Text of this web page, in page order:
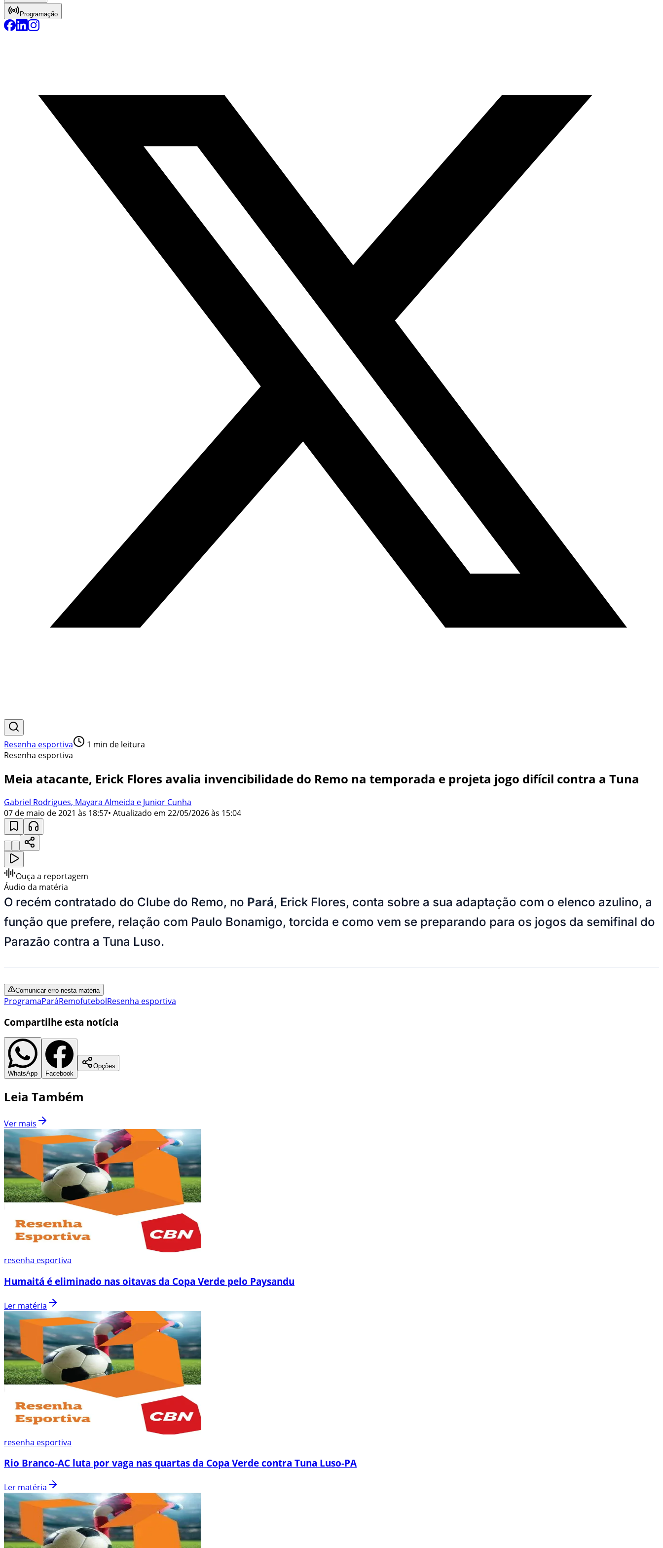
Programação
Resenha esportiva 1 min de leitura
Resenha esportiva
Meia atacante, Erick Flores avalia invencibilidade do Remo na temporada e projeta jogo difícil contra a Tuna
Gabriel Rodrigues, Mayara Almeida e Junior Cunha
07 de maio de 2021 às 18:57• Atualizado em 22/05/2026 às 15:04
Ouça a reportagem
Áudio da matéria
O recém contratado do Clube do Remo, no Pará, Erick Flores, conta sobre a sua adaptação com o elenco azulino, a
função que prefere, relação com Paulo Bonamigo, torcida e como vem se preparando para os jogos da semifinal do
Parazão contra a Tuna Luso.
Comunicar erro nesta matéria
ProgramaParáRemofutebolResenha esportiva
Compartilhe esta notícia
WhatsApp Facebook
Opções
Leia Também
Ver mais
resenha esportiva
Humaitá é eliminado nas oitavas da Copa Verde pelo Paysandu
Ler matéria
resenha esportiva
Rio Branco-AC luta por vaga nas quartas da Copa Verde contra Tuna Luso-PA
Ler matéria